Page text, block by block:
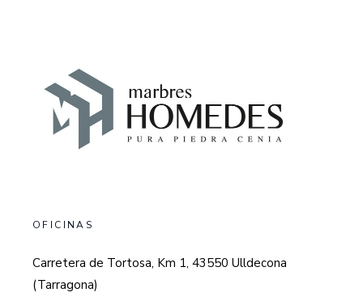
OFICINAS
Carretera de Tortosa, Km 1, 43550 Ulldecona
(Tarragona)